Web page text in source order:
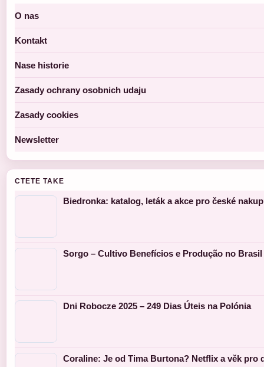
O nas
Kontakt
Nase historie
Zasady ochrany osobnich udaju
Zasady cookies
Newsletter
CTETE TAKE
Biedronka: katalog, leták a akce pro české
Sorgo – Cultivo Benefícios e Produção no Brasil
Dni Robocze 2025 – 249 Dias Úteis na Polónia
Coraline: Je od Tima Burtona? Netflix a věk pro